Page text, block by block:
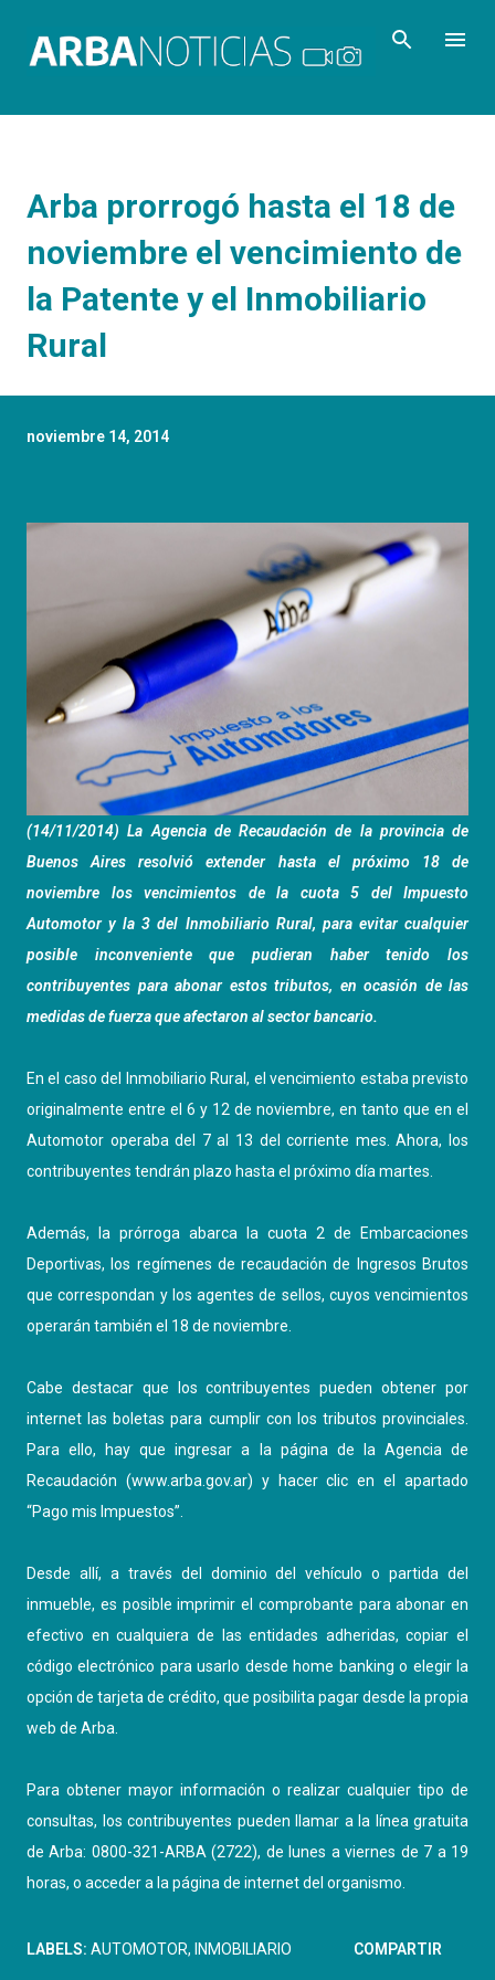
Arba prorrogó hasta el 18 de
noviembre el vencimiento de
la Patente y el Inmobiliario
Rural
noviembre 14, 2014
(14/11/2014) La Agencia de Recaudación de la provincia de
Buenos Aires resolvió extender hasta el próximo 18 de
noviembre los vencimientos de la cuota 5 del Impuesto
Automotor y la 3 del Inmobiliario Rural, para evitar cualquier
posible inconveniente que pudieran haber tenido los
contribuyentes para abonar estos tributos, en ocasión de las
medidas de fuerza que afectaron al sector bancario.
En el caso del Inmobiliario Rural, el vencimiento estaba previsto
originalmente entre el 6 y 12 de noviembre, en tanto que en el
Automotor operaba del 7 al 13 del corriente mes. Ahora, los
contribuyentes tendrán plazo hasta el próximo día martes.
Además, la prórroga abarca la cuota 2 de Embarcaciones
Deportivas, los regímenes de recaudación de Ingresos Brutos
que correspondan y los agentes de sellos, cuyos vencimientos
operarán también el 18 de noviembre.
Cabe destacar que los contribuyentes pueden obtener por
internet las boletas para cumplir con los tributos provinciales.
Para ello, hay que ingresar a la página de la Agencia de
Recaudación (www.arba.gov.ar) y hacer clic en el apartado
“Pago mis Impuestos”.
Desde allí, a través del dominio del vehículo o partida del
inmueble, es posible imprimir el comprobante para abonar en
efectivo en cualquiera de las entidades adheridas, copiar el
código electrónico para usarlo desde home banking o elegir la
opción de tarjeta de crédito, que posibilita pagar desde la propia
web de Arba.
Para obtener mayor información o realizar cualquier tipo de
consultas, los contribuyentes pueden llamar a la línea gratuita
de Arba: 0800-321-ARBA (2722), de lunes a viernes de 7 a 19
horas, o acceder a la página de internet del organismo.
LABELS: AUTOMOTOR INMOBILIARIO COMPARTIR